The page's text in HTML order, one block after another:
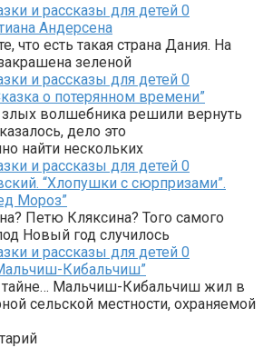
и рассказы для детей 0
Андерсена
что есть такая страна Дания. На
зеленой
и рассказы для детей 0
о потерянном времени”
волшебника решили вернуть
дело это
найти нескольких
и рассказы для детей 0
“Хлопушки с сюрпризами”.
Мороз”
Петю Кляксина? Того самого
Новый год случилось
и рассказы для детей 0
Кибальчиш”
тайне… Мальчиш-Кибальчиш жил в
сельской местности, охраняемой